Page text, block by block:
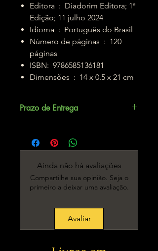
Editora ‏ : ‎ Diadorim Editora; 1ª
Edição; 11 julho 2024
Idioma ‏ : ‎ Português do Brasil
Número de páginas ‏ : ‎ 120
páginas
ISBN: ‎ 9786585136181
Dimensões ‏ : ‎ 14 x 0.5 x 21 cm
Prazo de Entrega
Ainda não há avaliações
Compartilhe sua opinião. Seja o
primeiro a deixar uma avaliação.
Avaliar